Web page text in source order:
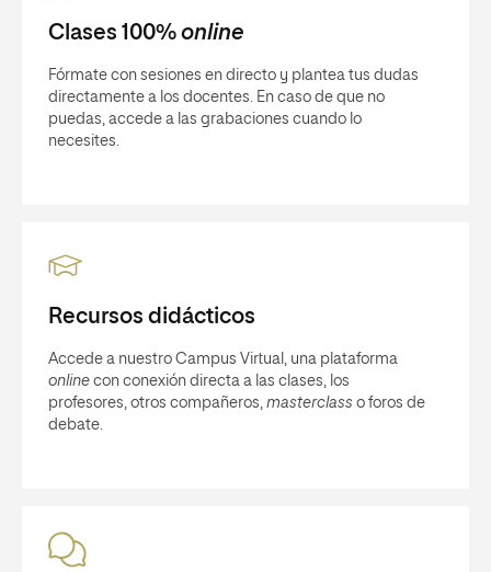
Clases 100% online
Fórmate con sesiones en directo y plantea tus dudas
directamente a los docentes. En caso de que no
puedas, accede a las grabaciones cuando lo
necesites.
Recursos didácticos
Accede a nuestro Campus Virtual, una plataforma
online con conexión directa a las clases, los
profesores, otros compañeros, masterclass o foros de
debate.